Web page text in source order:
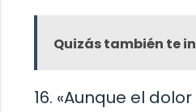
Quizás también te
16. «Aunque el